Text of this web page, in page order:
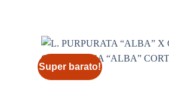
Super barato!